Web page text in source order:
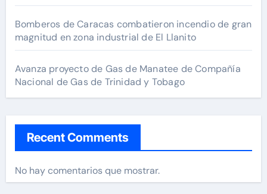
Bomberos de Caracas combatieron incendio de gran
magnitud en zona industrial de El Llanito
Avanza proyecto de Gas de Manatee de Compañía
Nacional de Gas de Trinidad y Tobago
Recent Comments
No hay comentarios que mostrar.